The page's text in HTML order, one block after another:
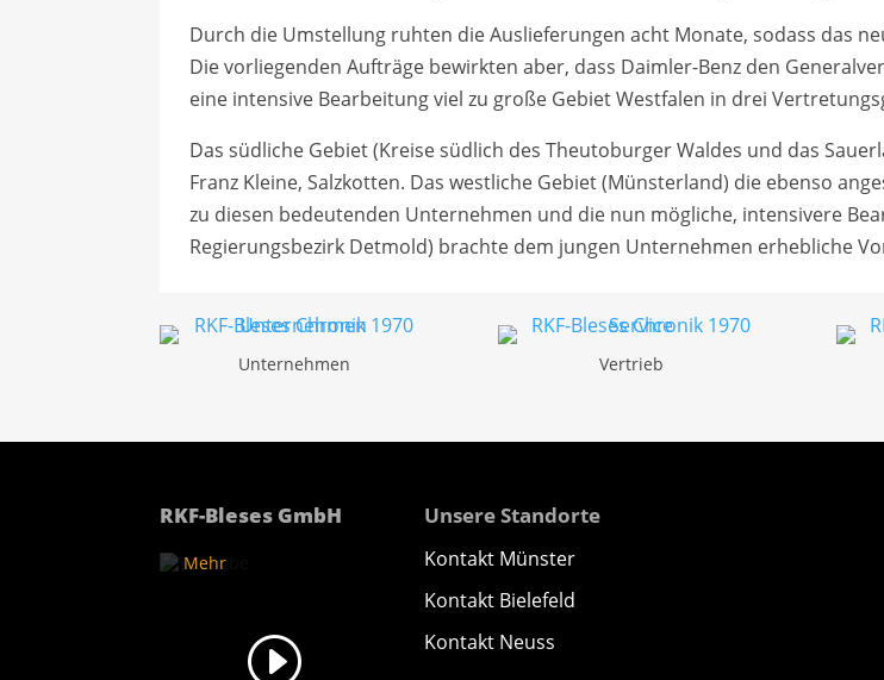
Durch die Umstellung ruhten die Auslieferungen acht Monate, sodass das
Die vorliegenden Aufträge bewirkten aber, dass Daimler-Benz den
eine intensive Bearbeitung viel zu große Gebiet Westfalen in drei
Das südliche Gebiet (Kreise südlich des Theutoburger Waldes und das
Franz Kleine, Salzkotten. Das westliche Gebiet (Münsterland) die ebenso
zu diesen bedeutenden Unternehmen und die nun mögliche, intensivere
Regierungsbezirk Detmold) brachte dem jungen Unternehmen erhebliche
Unternehmen Vertrieb
RKF-Bleses GmbH
Videos
Datenschutzerklärung
von
Mehr
laden
Unsere Standorte
Kontakt Münster
Kontakt Bielefeld
Kontakt Neuss